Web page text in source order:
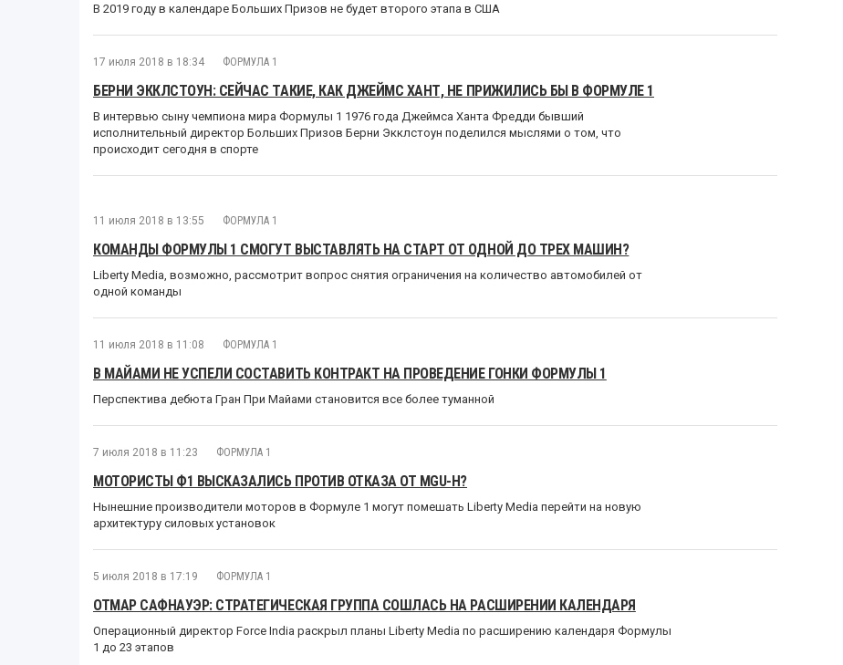
В 2019 году в календаре Больших Призов не будет второго этапа в США
17 июля 2018 в 18:34 ФОРМУЛА 1
БЕРНИ ЭККЛСТОУН: СЕЙЧАС ТАКИЕ, КАК ДЖЕЙМС ХАНТ, НЕ ПРИЖИЛИСЬ БЫ В ФОРМУЛЕ 1
В интервью сыну чемпиона мира Формулы 1 1976 года Джеймса Ханта Фредди бывший
исполнительный директор Больших Призов Берни Экклстоун поделился мыслями о том, что
происходит сегодня в спорте
11 июля 2018 в 13:55 ФОРМУЛА 1
КОМАНДЫ ФОРМУЛЫ 1 СМОГУТ ВЫСТАВЛЯТЬ НА СТАРТ ОТ ОДНОЙ ДО ТРЕХ МАШИН?
Liberty Media, возможно, рассмотрит вопрос снятия ограничения на количество автомобилей от
одной команды
11 июля 2018 в 11:08 ФОРМУЛА 1
В МАЙАМИ НЕ УСПЕЛИ СОСТАВИТЬ КОНТРАКТ НА ПРОВЕДЕНИЕ ГОНКИ ФОРМУЛЫ 1
Перспектива дебюта Гран При Майами становится все более туманной
7 июля 2018 в 11:23 ФОРМУЛА 1
МОТОРИСТЫ Ф1 ВЫСКАЗАЛИСЬ ПРОТИВ ОТКАЗА ОТ MGU-H?
Нынешние производители моторов в Формуле 1 могут помешать Liberty Media перейти на новую
архитектуру силовых установок
5 июля 2018 в 17:19 ФОРМУЛА 1
ОТМАР САФНАУЭР: СТРАТЕГИЧЕСКАЯ ГРУППА СОШЛАСЬ НА РАСШИРЕНИИ КАЛЕНДАРЯ
Операционный директор Force India раскрыл планы Liberty Media по расширению календаря Формулы
1 до 23 этапов